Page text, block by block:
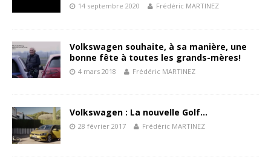
14 septembre 2020 Frédéric MARTINEZ
Volkswagen souhaite, à sa manière, une
bonne fête à toutes les grands-mères!
4 mars 2018 Frédéric MARTINEZ
Volkswagen : La nouvelle Golf…
28 février 2017 Frédéric MARTINEZ